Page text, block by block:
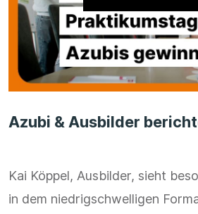
Azubi & Ausbilder
Kai Köppel, Ausbilder, sieht
in dem niedrigschwelligen